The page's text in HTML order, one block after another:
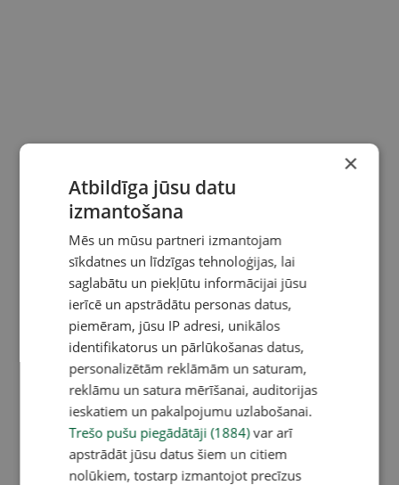
×
Atbildīga jūsu datu
izmantošana
Mēs un mūsu partneri izmantojam
sīkdatnes un līdzīgas tehnoloģijas, lai
saglabātu un piekļūtu informācijai jūsu
ierīcē un apstrādātu personas datus,
piemēram, jūsu IP adresi, unikālos
identifikatorus un pārlūkošanas datus,
personalizētām reklāmām un saturam,
reklāmu un satura mērīšanai, auditorijas
ieskatiem un pakalpojumu uzlabošanai.
Trešo pušu piegādātāji (1884)var arī
apstrādāt jūsu datus šiem un citiem
nolūkiem, tostarp izmantojot precīzus